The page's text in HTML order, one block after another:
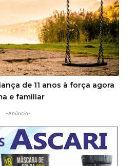
de 11 anos à força agora
e familiar
-Anúncio-